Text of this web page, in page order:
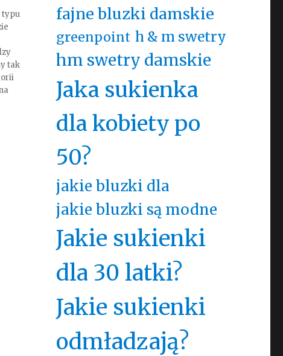
typu
tak
fajne bluzki damskie
greenpoint h & m swetry
hm swetry damskie
Jaka sukienka
dla kobiety po
50?
jakie bluzki dla
jakie bluzki są modne
Jakie sukienki
dla 30 latki?
Jakie sukienki
odmładzają?